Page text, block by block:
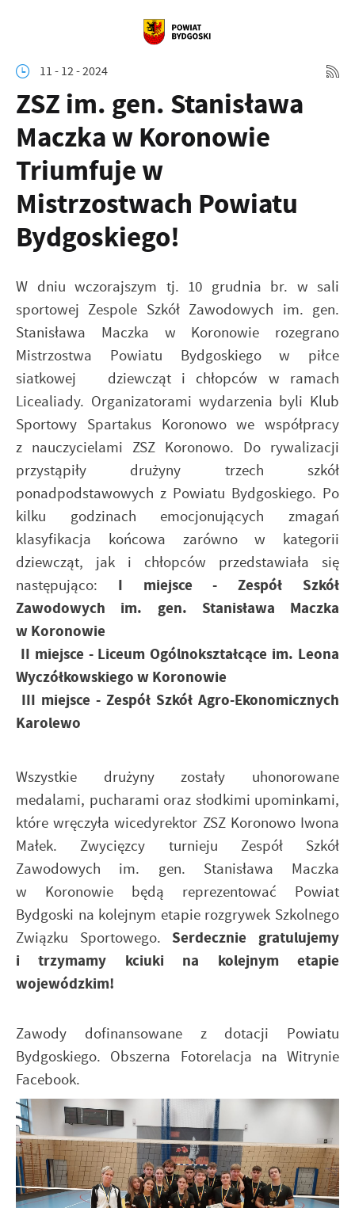
11 - 12 - 2024
ZSZ im. gen. Stanisława
Maczka w Koronowie
Triumfuje w
Mistrzostwach Powiatu
Bydgoskiego!
W dniu wczorajszym tj. 10 grudnia br. w sali
sportowej Zespole Szkół Zawodowych im. gen.
Stanisława Maczka w Koronowie rozegrano
Mistrzostwa Powiatu Bydgoskiego w piłce
siatkowej dziewcząt i chłopców w ramach
Licealiady. Organizatorami wydarzenia byli Klub
Sportowy Spartakus Koronowo we współpracy
z nauczycielami ZSZ Koronowo. Do rywalizacji
przystąpiły drużyny trzech szkół
ponadpodstawowych z Powiatu Bydgoskiego. Po
kilku godzinach emocjonujących zmagań
klasyfikacja końcowa zarówno w kategorii
dziewcząt, jak i chłopców przedstawiała się
następująco: I miejsce - Zespół Szkół
Zawodowych im. gen. Stanisława Maczka
w Koronowie
II miejsce - Liceum Ogólnokształcące im. Leona
Wyczółkowskiego w Koronowie
III miejsce - Zespół Szkół Agro-Ekonomicznych
Karolewo
Wszystkie drużyny zostały uhonorowane
medalami, pucharami oraz słodkimi upominkami,
które wręczyła wicedyrektor ZSZ Koronowo Iwona
Małek. Zwycięzcy turnieju Zespół Szkół
Zawodowych im. gen. Stanisława Maczka
w Koronowie będą reprezentować Powiat
Bydgoski na kolejnym etapie rozgrywek Szkolnego
Związku Sportowego. Serdecznie gratulujemy
i trzymamy kciuki na kolejnym etapie
wojewódzkim!
Zawody dofinansowane z dotacji Powiatu
Bydgoskiego. Obszerna Fotorelacja na Witrynie
Facebook.